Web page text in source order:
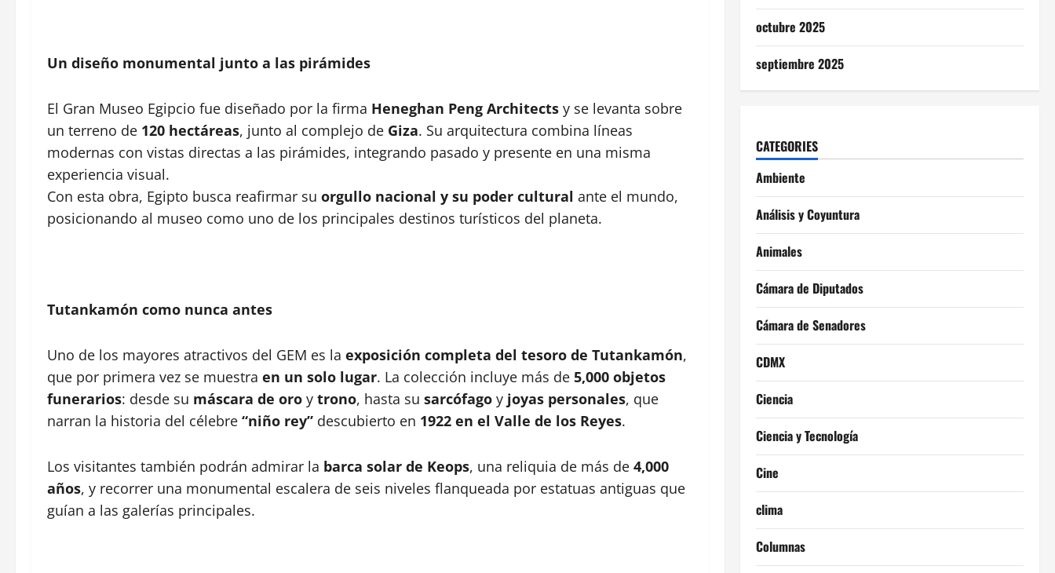
Un diseño monumental junto a las pirámides
El Gran Museo Egipcio fue diseñado por la firma Heneghan Peng Architects y se levanta sobre
un terreno de 120 hectáreas, junto al complejo de Giza. Su arquitectura combina líneas
modernas con vistas directas a las pirámides, integrando pasado y presente en una misma
experiencia visual.
Con esta obra, Egipto busca reafirmar su orgullo nacional y su poder cultural ante el mundo,
posicionando al museo como uno de los principales destinos turísticos del planeta.
Tutankamón como nunca antes
Uno de los mayores atractivos del GEM es la exposición completa del tesoro de Tutankamón,
que por primera vez se muestra en un solo lugar. La colección incluye más de 5,000 objetos
funerarios: desde su máscara de oro y trono, hasta su sarcófago y joyas personales, que
narran la historia del célebre “niño rey” descubierto en 1922 en el Valle de los Reyes.
Los visitantes también podrán admirar la barca solar de Keops, una reliquia de más de 4,000
años, y recorrer una monumental escalera de seis niveles flanqueada por estatuas antiguas que
guían a las galerías principales.
octubre 2025
septiembre 2025
CATEGORIES
Ambiente
Análisis y Coyuntura
Animales
Cámara de Diputados
Cámara de Senadores
CDMX
Ciencia
Ciencia y Tecnología
Cine
clima
Columnas